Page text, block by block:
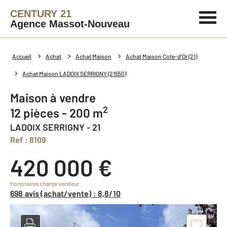
CENTURY 21
Agence Massot-Nouveau
Accueil Achat Achat Maison Achat Maison Cote-d'Or (21)
Achat Maison LADOIX SERRIGNY (21550)
Maison à vendre
12 pièces - 200 m2
LADOIX SERRIGNY - 21
Ref : 8109
420 000 €
Honoraires charge vendeur
698 avis (achat/vente) : 8,8/10